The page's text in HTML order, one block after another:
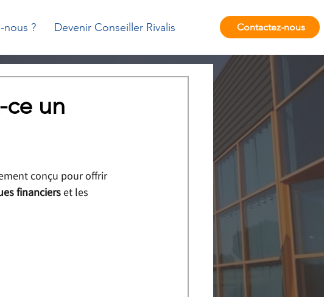
nous ? Devenir Conseiller Rivalis Contactez-nous
un
conçu pour offrir
financiers et les